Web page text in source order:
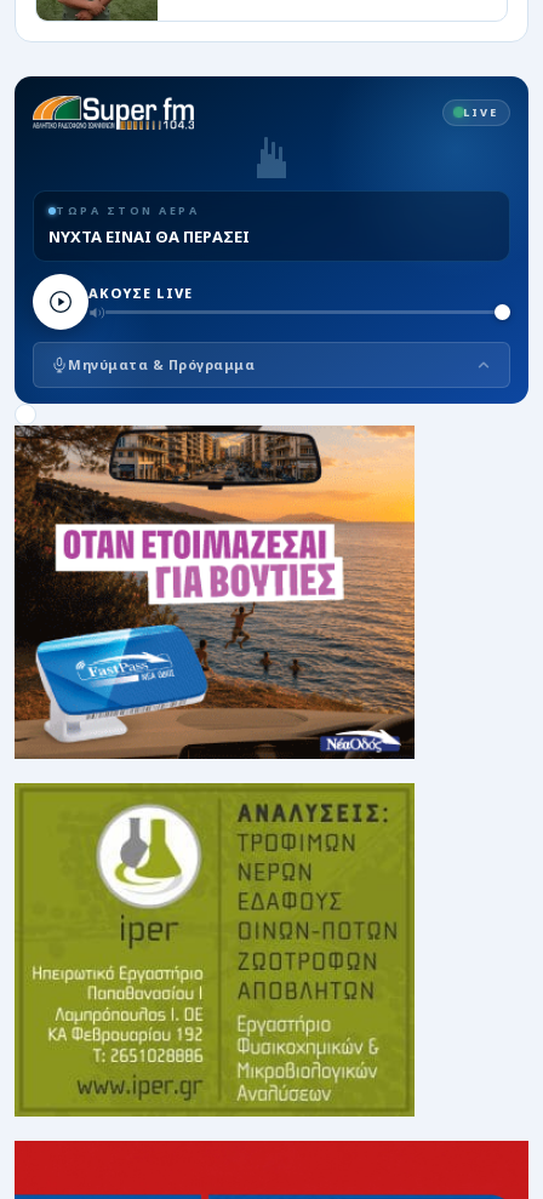
LIVE
ΤΩΡΑ ΣΤΟΝ ΑΕΡΑ
ΝΥΧΤΑ ΕΙΝΑΙ ΘΑ ΠΕΡΑΣΕΙ
ΑΚΟΥΣΕ LIVE
Μηνύματα & Πρόγραμμα